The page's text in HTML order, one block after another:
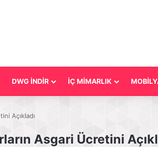
DWG İNDİR İÇ MİMARLIK
Açıkladı
Asgari Ücretini